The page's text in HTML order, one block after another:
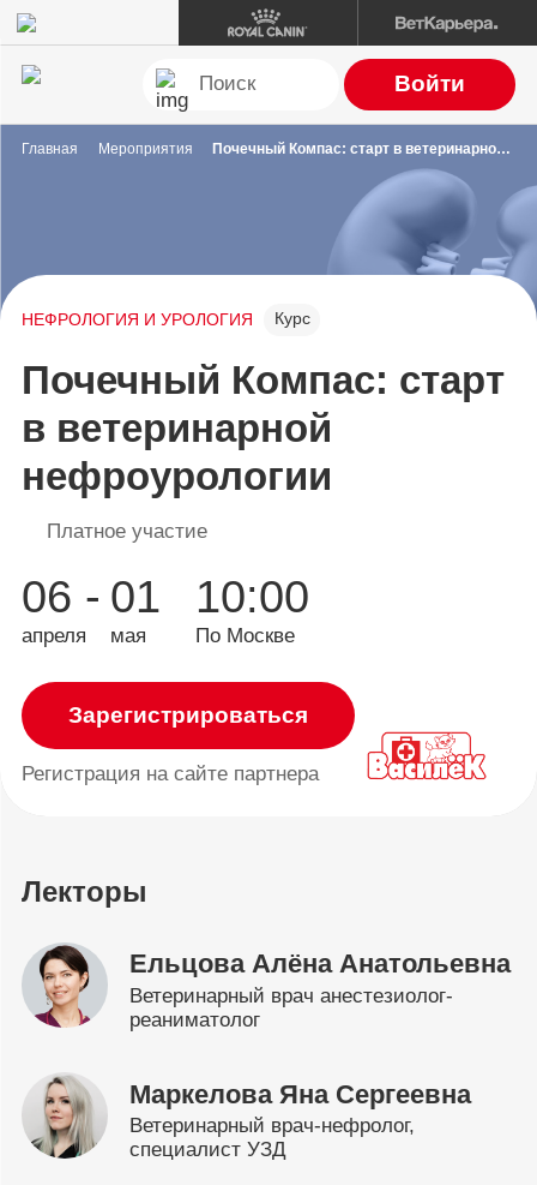
Войти
Главная Мероприятия Почечный Компас: старт в ветеринарной нефроурологии
НЕФРОЛОГИЯ И УРОЛОГИЯ Курс
Почечный Компас: старт
в ветеринарной
нефроурологии
Платное участие
06 -
апреля
01
мая
10:00
По Москве
Зарегистрироваться
Регистрация на сайте партнера
Лекторы
Ельцова Алёна Анатольевна
Ветеринарный врач анестезиолог-
реаниматолог
Маркелова Яна Сергеевна
Ветеринарный врач-нефролог,
специалист УЗД